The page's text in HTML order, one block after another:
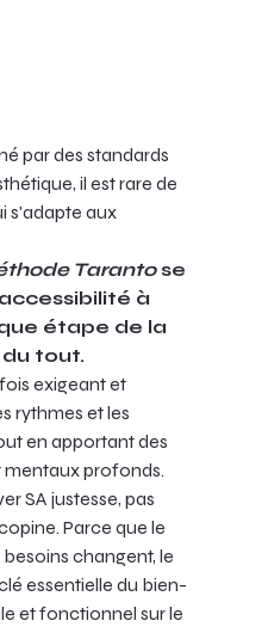
par des standards
il est rare de
s'adapte aux
Taranto se
à
étape de la
tout.
exigeant et
rythmes et les
en apportant des
mentaux profonds.
SA justesse, pas
Parce que le
changent, le
essentielle du bien-
et fonctionnel sur le